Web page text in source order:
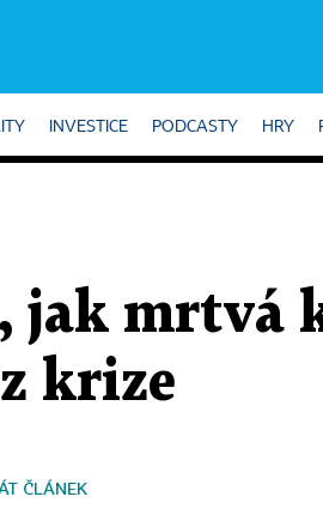
INVESTICE PODCASTY HRY
jak mrtvá
krize
ČLÁNEK